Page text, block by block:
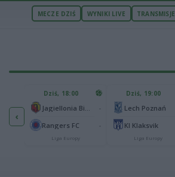
MECZE DZIŚ WYNIKI LIVE TRANSMISJE
‹
1
0
Dziś, 18:00
Rangers FC
Liga Europy
Dziś, 19:00
Lech Poznań
KI Klaksvik
Liga Europy